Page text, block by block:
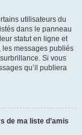
utilisateurs du
dans le panneau
statut en ligne et
les messages publiés
Si vous
qu’il publiera
de ma liste d’amis